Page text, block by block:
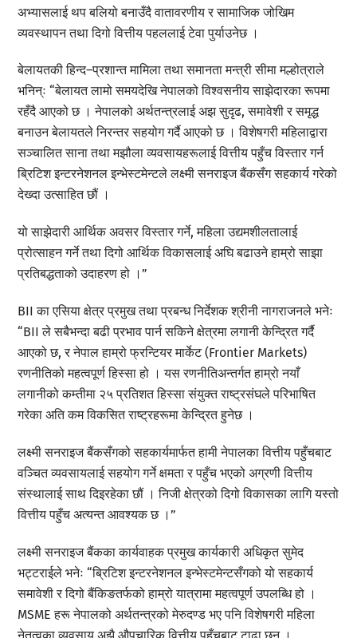
अभ्यासलाई थप बलियो बनाउँदै वातावरणीय र सामाजिक जोखिम
व्यवस्थापन तथा दिगो वित्तीय पहललाई टेवा पुर्याउनेछ ।
बेलायतकी हिन्द–प्रशान्त मामिला तथा समानता मन्त्री सीमा मल्होत्राले
भनिन्ः “बेलायत लामो समयदेखि नेपालको विश्वसनीय साझेदारका रूपमा
रहँदै आएको छ । नेपालको अर्थतन्त्रलाई अझ सुदृढ, समावेशी र समृद्ध
बनाउन बेलायतले निरन्तर सहयोग गर्दै आएको छ । विशेषगरी महिलाद्वारा
सञ्चालित साना तथा मझौला व्यवसायहरूलाई वित्तीय पहुँच विस्तार गर्न
ब्रिटिश इन्टरनेशनल इन्भेस्टमेन्टले लक्ष्मी सनराइज बैंकसँग सहकार्य गरेको
देख्दा उत्साहित छौं ।
यो साझेदारी आर्थिक अवसर विस्तार गर्ने, महिला उद्यमशीलतालाई
प्रोत्साहन गर्ने तथा दिगो आर्थिक विकासलाई अघि बढाउने हाम्रो साझा
प्रतिबद्धताको उदाहरण हो ।”
BII का एसिया क्षेत्र प्रमुख तथा प्रबन्ध निर्देशक श्रीनी नागराजनले भनेः
“BII ले सबैभन्दा बढी प्रभाव पार्न सकिने क्षेत्रमा लगानी केन्द्रित गर्दै
आएको छ, र नेपाल हाम्रो फ्रन्टियर मार्केट (Frontier Markets)
रणनीतिको महत्वपूर्ण हिस्सा हो । यस रणनीतिअन्तर्गत हाम्रो नयाँ
लगानीको कम्तीमा २५ प्रतिशत हिस्सा संयुक्त राष्ट्रसंघले परिभाषित
गरेका अति कम विकसित राष्ट्रहरूमा केन्द्रित हुनेछ ।
लक्ष्मी सनराइज बैंकसँगको सहकार्यमार्फत हामी नेपालका वित्तीय पहुँचबाट
वञ्चित व्यवसायलाई सहयोग गर्ने क्षमता र पहुँच भएको अग्रणी वित्तीय
संस्थालाई साथ दिइरहेका छौं । निजी क्षेत्रको दिगो विकासका लागि यस्तो
वित्तीय पहुँच अत्यन्त आवश्यक छ ।”
लक्ष्मी सनराइज बैंकका कार्यवाहक प्रमुख कार्यकारी अधिकृत सुमेद
भट्टराईले भनेः “ब्रिटिश इन्टरनेशनल इन्भेस्टमेन्टसँगको यो सहकार्य
समावेशी र दिगो बैंकिङतर्फको हाम्रो यात्रामा महत्वपूर्ण उपलब्धि हो ।
MSME हरू नेपालको अर्थतन्त्रको मेरुदण्ड भए पनि विशेषगरी महिला
नेतृत्वका व्यवसाय अझै औपचारिक वित्तीय पहुँचबाट टाढा छन् ।